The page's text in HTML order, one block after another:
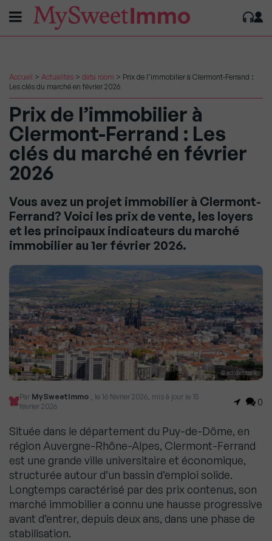
Accueil > Actualités > data room > Prix de l’immobilier à Clermont-Ferrand :
Les clés du marché en février 2026
Prix de l’immobilier à
Clermont-Ferrand : Les
clés du marché en février
2026
Vous avez un projet immobilier à Clermont-
Ferrand? Voici les prix de vente, les loyers
et les principaux indicateurs du marché
immobilier au 1er février 2026.
© adobestock
Par MySweetImmo , le 16 février 2026, mis à jour le 15
février 2026
0
Située dans le département du Puy-de-Dôme, en
région Auvergne-Rhône-Alpes, Clermont-Ferrand
est une grande ville universitaire et économique,
structurée autour d’un bassin d’emploi solide.
Longtemps caractérisé par des prix contenus, son
marché immobilier a connu une hausse progressive
avant d’entrer, depuis deux ans, dans une phase de
stabilisation.